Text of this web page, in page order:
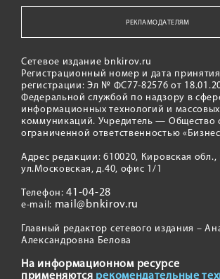
РЕКЛАМОДАТЕЛЯМ
Сетевое издание bnkirov.ru
Регистрационный номер и дата
регистрации: Эл № ФС77-82576 от
Федеральной службой по надзору в
информационных технологий и массовых
коммуникаций. Учредитель — Общество
ограниченной ответственностью
Адрес редакции: 610020, Кировская обл.,
ул.Московская, д.40, офис 1/1
Телефон:41-04-28
e-mail: mail@bnkirov.ru
Главный редактор сетевого издания –
Александровна Белова
На информационном ресурсе
применяются рекомендательные